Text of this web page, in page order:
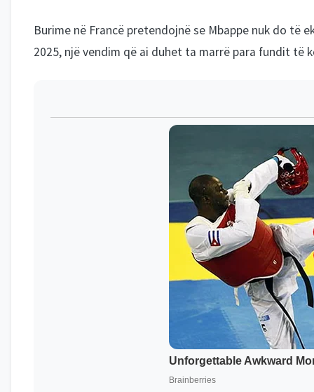
Burime në Francë pretendojnë se Mbappe nuk do
2025, një vendim që ai duhet ta marrë para fundit të